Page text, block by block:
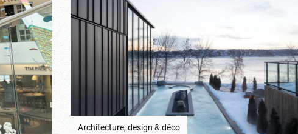
Architecture, design & déco